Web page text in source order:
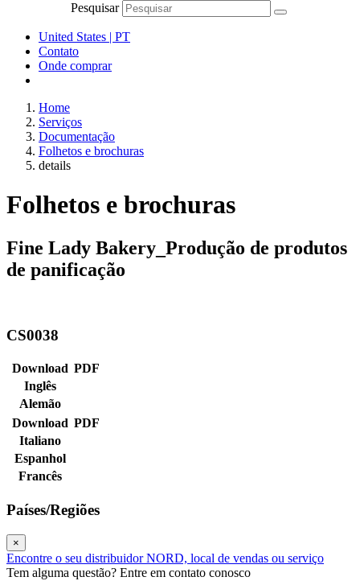
Pesquisar
United States | PT
Contato
Onde comprar
Home
Serviços
Documentação
Folhetos e brochuras
details
Folhetos e brochuras
Fine Lady Bakery_Produção de produtos
de panificação
CS0038
Download PDF
Inglês
Alemão
Download PDF
Italiano
Espanhol
Francês
Países/Regiões
×
Encontre o seu distribuidor NORD, local de vendas ou serviço
Tem alguma questão? Entre em contato conosco